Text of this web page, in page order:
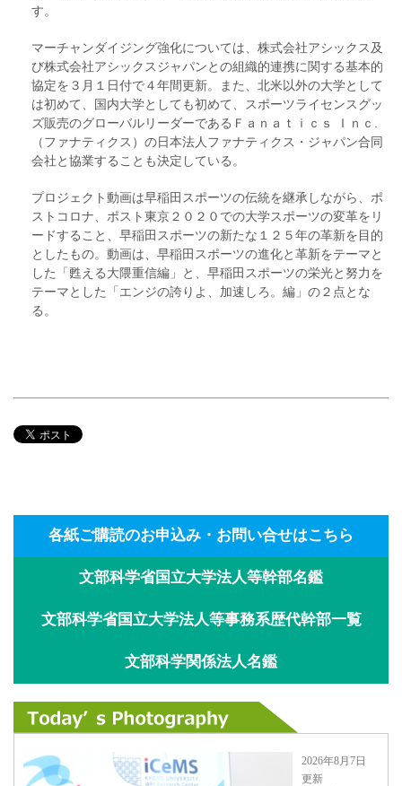
す。
マーチャンダイジング強化については、株式会社アシックス及
び株式会社アシックスジャパンとの組織的連携に関する基本的
協定を３月１日付で４年間更新。また、北米以外の大学として
は初めて、国内大学としても初めて、スポーツライセンスグッ
ズ販売のグローバルリーダーであるＦａｎａｔｉｃｓ Ｉｎｃ.
（ファナティクス）の日本法人ファナティクス・ジャパン合同
会社と協業することも決定している。
プロジェクト動画は早稲田スポーツの伝統を継承しながら、ポ
ストコロナ、ポスト東京２０２０での大学スポーツの変革をリ
ードすること、早稲田スポーツの新たな１２５年の革新を目的
としたもの。動画は、早稲田スポーツの進化と革新をテーマと
した「甦える大隈重信編」と、早稲田スポーツの栄光と努力を
テーマとした「エンジの誇りよ、加速しろ。編」の２点とな
る。
各紙ご購読のお申込み・お問い合せはこちら
文部科学省国立大学法人等幹部名鑑
文部科学省国立大学法人等事務系歴代幹部一覧
文部科学関係法人名鑑
2026年8月7日
更新